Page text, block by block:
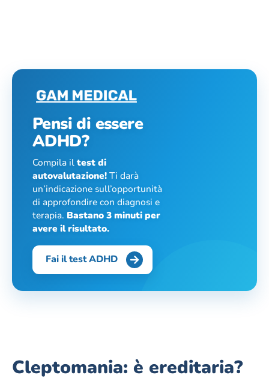
Pensi di essere
ADHD?
Compila iltest di
autovalutazione!Ti darà
un’indicazione sull’opportunità
di approfondire con diagnosi e
terapia. Bastano 3 minuti per
avere il risultato.
Fai il test ADHD
Cleptomania: è ereditaria?